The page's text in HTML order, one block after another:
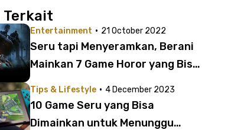
Entertainment · 21 October 2022
Seru tapi Menyeramkan, Berani
Mainkan 7 Game Horor yang Bisa
Tips & Lifestyle · 4 December 2023
10 Game Seru yang Bisa
Dimainkan untuk Menunggu